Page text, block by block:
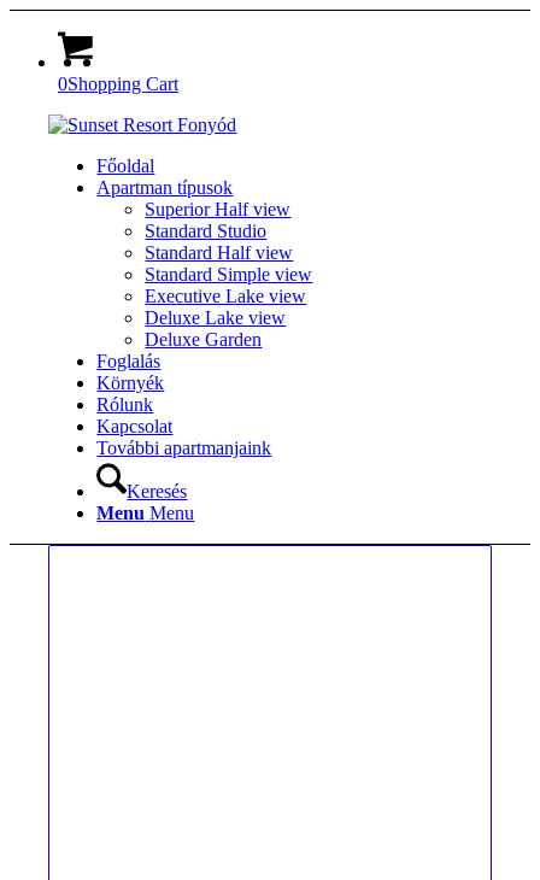
0Shopping Cart
Főoldal
Apartman típusok
Superior Half view
Standard Studio
Standard Half view
Standard Simple view
Executive Lake view
Deluxe Lake view
Deluxe Garden
Foglalás
Környék
Rólunk
Kapcsolat
További apartmanjaink
Keresés
Menu Menu